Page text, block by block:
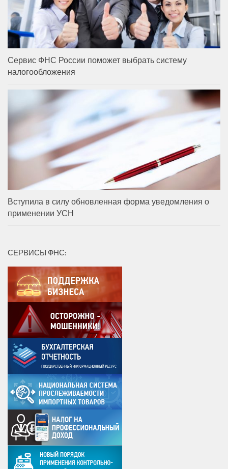
Сервис ФНС России поможет выбрать систему
налогообложения
Вступила в силу обновленная форма уведомления о
применении УСН
СЕРВИСЫ ФНС: